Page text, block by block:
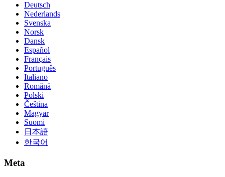
Deutsch
Nederlands
Svenska
Norsk
Dansk
Español
Français
Português
Italiano
Română
Polski
Čeština
Magyar
Suomi
日本語
한국어
Meta